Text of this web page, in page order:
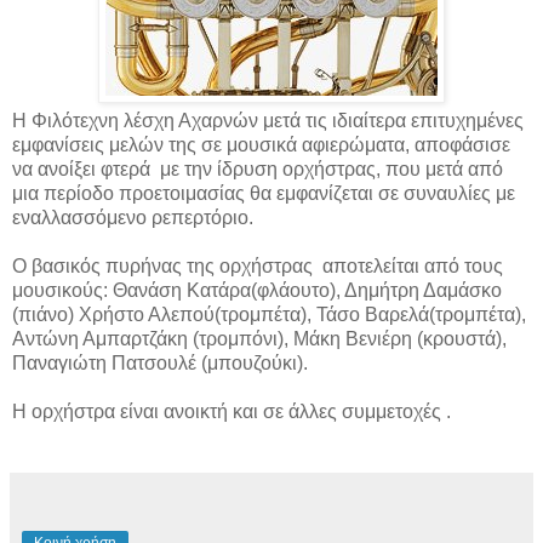
Η Φιλότεχνη λέσχη Αχαρνών μετά τις ιδιαίτερα επιτυχημένες
εμφανίσεις μελών της σε μουσικά αφιερώματα, αποφάσισε
να ανοίξει φτερά με την ίδρυση ορχήστρας, που μετά από
μια περίοδο προετοιμασίας θα εμφανίζεται σε συναυλίες με
εναλλασσόμενο ρεπερτόριο.
Ο βασικός πυρήνας της ορχήστρας αποτελείται από τους
μουσικούς: Θανάση Κατάρα(φλάουτο), Δημήτρη Δαμάσκο
(πιάνο) Χρήστο Αλεπού(τρομπέτα), Τάσο Βαρελά(τρομπέτα),
Αντώνη Αμπαρτζάκη (τρομπόνι), Μάκη Βενιέρη (κρουστά),
Παναγιώτη Πατσουλέ (μπουζούκι).
Η ορχήστρα είναι ανοικτή και σε άλλες συμμετοχές .